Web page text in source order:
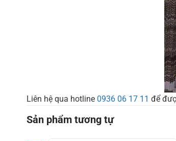
Liên hệ qua hotline 0936 06 17 11 để
Sản phẩm tương tự